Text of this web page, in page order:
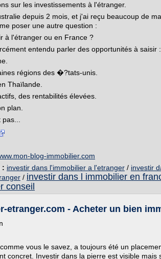
sur les investissements à l'étranger.
depuis 2 mois, et j'ai reçu beaucoup de
poser une autre question :
à l'étranger ou en France ?
entendu parler des opportunités à saisir :
régions des �?tats-unis.
Thaïlande.
des rentabilités élevées.
plan.
blog-immobilier.com
: investir dans l'immobilier a l'etranger / investir
/ investir dans l immobilier en
conseil
etranger.com - Acheter un bien
vous le savez, a toujours été un
concret. Investir dans la pierre est visible mais